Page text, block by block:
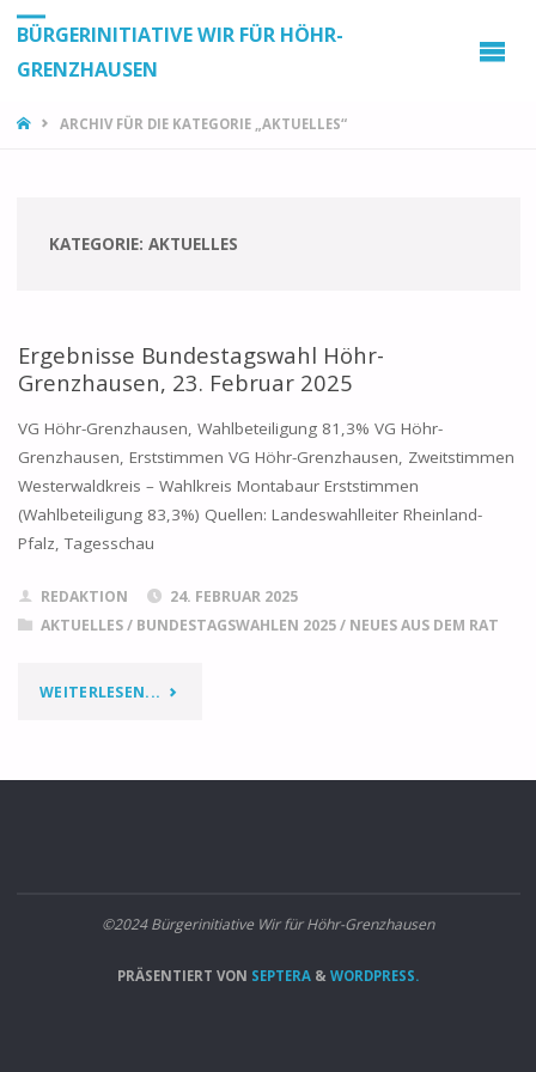
BÜRGERINITIATIVE WIR FÜR HÖHR-
GRENZHAUSEN
STARTARCHIV FÜR DIE KATEGORIE „AKTUELLES“
KATEGORIE: AKTUELLES
Ergebnisse Bundestagswahl Höhr-
Grenzhausen, 23. Februar 2025
VG Höhr-Grenzhausen, Wahlbeteiligung 81,3% VG Höhr-
Grenzhausen, Erststimmen VG Höhr-Grenzhausen, Zweitstimmen
Westerwaldkreis – Wahlkreis Montabaur Erststimmen
(Wahlbeteiligung 83,3%) Quellen: Landeswahlleiter Rheinland-
Pfalz, Tagesschau
REDAKTION
24. FEBRUAR 2025
AKTUELLES/ BUNDESTAGSWAHLEN 2025/ NEUES AUS DEM RAT
WEITERLESEN... "ERGEBNISSE
HÖHR-
FEBRUAR
2025"
©2024 Bürgerinitiative Wir für Höhr-Grenzhausen
PRÄSENTIERT VON SEPTERA & WORDPRESS.